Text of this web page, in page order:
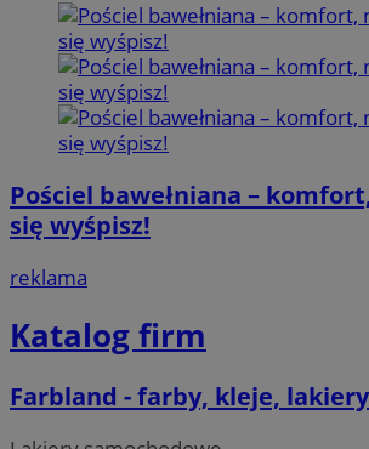
Pościel bawełniana –
się wyśpisz!
reklama
Katalog firm
Farbland - farby, kleje, lakiery